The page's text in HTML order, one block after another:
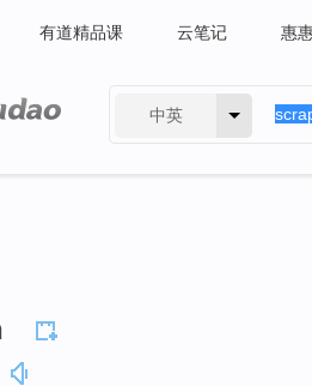
有道精品课 云笔记 惠
中英